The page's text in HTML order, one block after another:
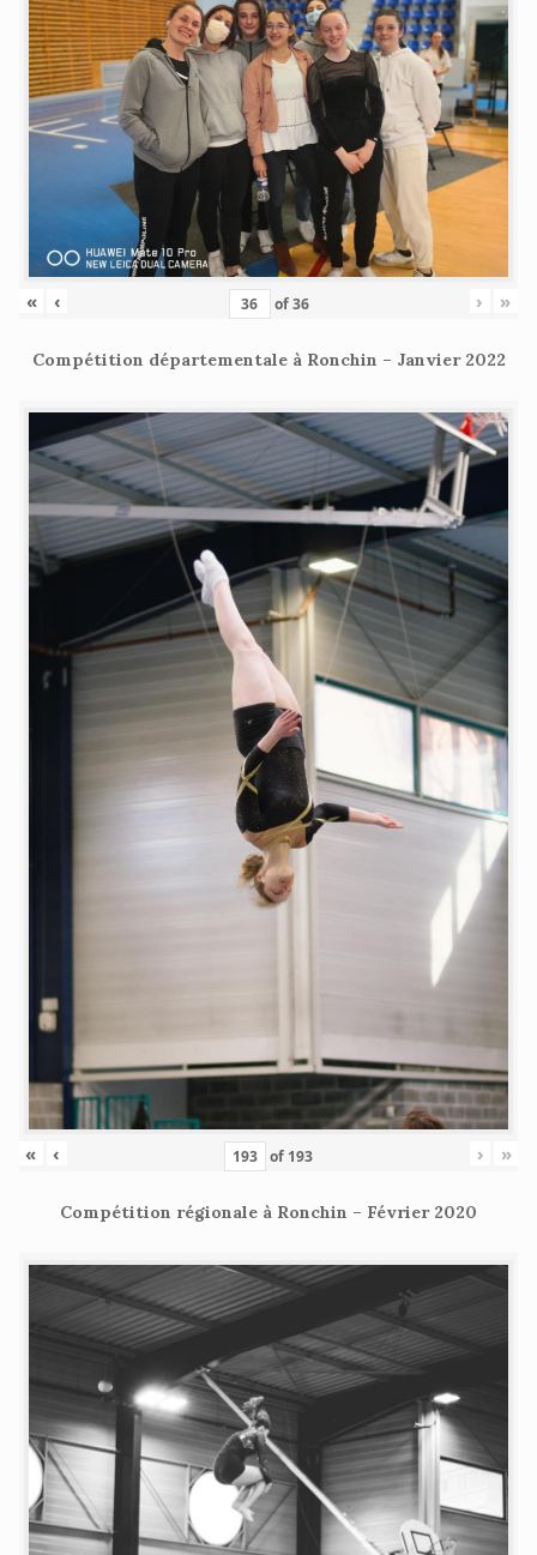
« ‹ of36 › »
Compétition départementale à Ronchin – Janvier 2022
« ‹ of 193 › »
Compétition régionale à Ronchin – Février 2020